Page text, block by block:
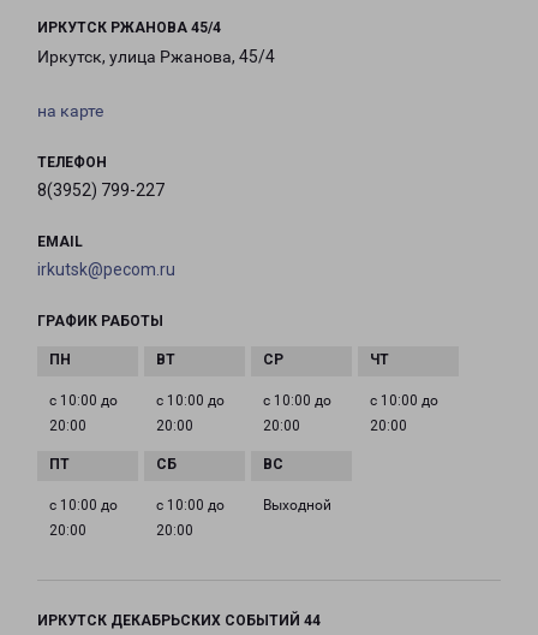
ИРКУТСК РЖАНОВА 45/4
Иркутск, улица Ржанова, 45/4
на карте
ТЕЛЕФОН
8(3952) 799-227
EMAIL
irkutsk@pecom.ru
ГРАФИК РАБОТЫ
с 10:00 до
20:00
с 10:00 до
20:00
с 10:00 до
20:00
с 10:00 до
20:00
с 10:00 до
20:00
с 10:00 до
20:00
Выходной
ИРКУТСК ДЕКАБРЬСКИХ СОБЫТИЙ 44